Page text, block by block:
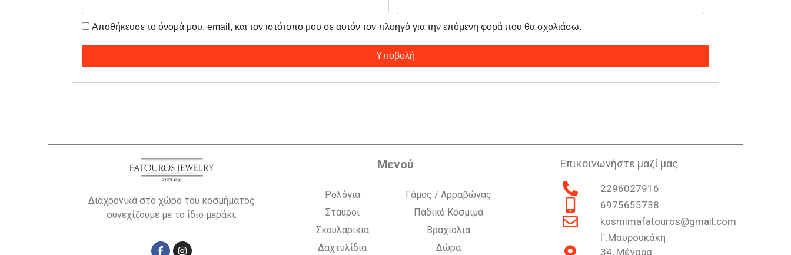
Αποθήκευσε το όνομά μου, email, και τον ιστότοπο μου σε αυτόν τον πλοηγό για την επόμενη φορά που θα σχολιάσω.
Διαχρονικά στο χώρο του κοσμήματος
συνεχίζουμε με το ίδιο μεράκι.
Μενού
Ρολόγια
Σταυροί
Σκουλαρίκια
Δαχτυλίδια
Γάμος / Αρραβώνας
Παδικό Κόσμιμα
Βραχίολια
Δώρα
Επικοινωνήστε μαζί μας
2296027916
6975655738
kosmimafatouros@gmail.com
Γ.Μαυρουκάκη
34, Μέγαρα